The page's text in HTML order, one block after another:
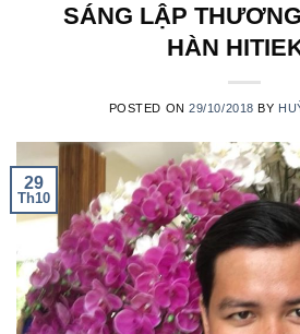
SÁNG LẬP
HÀN
POSTED ON29/10/2018 BY
29
Th10